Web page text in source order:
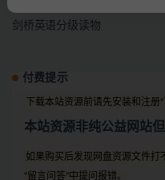
剑桥英语分级读物
付费提示
下载本站资源前请先安装和注册“
本站资源非纯公益网站
如果购买后发现网盘资源文件打
“留言问答”中提问报错。